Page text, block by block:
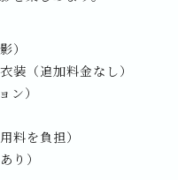
）
装（追加料金なし）
ン）
料を負担）
り）